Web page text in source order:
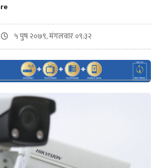
५ पुष २०७९, मंगलवार ०९:३२